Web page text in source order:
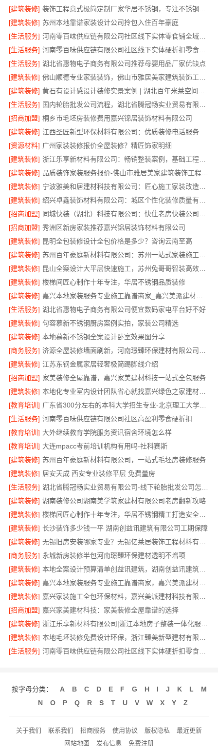
[建筑装修]
[建筑装修] 苏州本地靠谱家装设计公司拎包入住百年豪庭
[生活服务]
河南零百味供应链有限公司社区线下实体零食铺全域盈利
[生活服务]
河南零百味供应链有限公司社区线下实体硬折扣零食铺全域盈利
[生活服务] 湖北省惠物电子商务有限公司推荐母婴用品厂家优缺点
[建筑装修]
[建筑装修]
[生活服务]
[招商加盟] 桐乡市毛坯房装修费用嘉兴锦居装饰材料有限公司
[建筑装修] 江西圣匠新型环保材料有限公司：优质装修电话服务
[资源材料] 广州家装装修报价全屋装修？精匠饰家明细
[建筑装修]
浙江乐享新材料有限公司：畅销整装案例，基础工程上门服务
[建筑装修]
品质装饰家装服务报价-佛山市雅居美家建筑装饰工程有限公司
[建筑装修]
宁波雅美和居建材科技有限公司：匠心施工家装改造二手房改造
[建筑装修]
[招商加盟]
[招商加盟] 秀洲区新房家装推荐嘉兴锦居装饰材料有限公司
[建筑装修] 昆明全包装修设计全包价格是多少？咨询云南至高
[建筑装修]
[建筑装修]
昆山全案设计大平层快速施工，苏州兔哥哥智装高效落地
[建筑装修] 楼梯间匠心制作十年专注，华居不锈钢品质装修
[建筑装修]
嘉兴本地家装服务专业施工靠谱商家_嘉兴美派建材科技有限公司
[生活服务] 湖北省惠物电子商务有限公司便宜数码家电平台好不好
[建筑装修] 句容慕新不锈钢厨房案例实拍，家装公司精选
[建筑装修] 本地慕新不锈钢全案设计卧室效果图分享
[商务服务]
[建筑装修] 江苏东钢金属家居轻奢极简踢脚线介绍
[招商加盟] 家美装修全屋靠谱，嘉兴家美建材科技一站式全包服务
[建筑装修]
本地化专业室内设计团队省心就找嘉兴绿色之家建材科技有限公司
[教育培训]
广东省300分左右的本科大学招生专业-北京理工大学珠海学院继续教育学院
[生活服务] 河南零百味供应链有限公司社区高盈利零食硬折扣
[教育培训] 大外继续教育学院服务资讯宿舍环境怎么样
[教育培训] 大连mpacc考前培训机构有用吗-社科赛斯
[建筑装修] 苏州百年豪庭新材料有限公司，一站式毛坯房装修服务
[建筑装修] 居安天成 西安专业装修平层 免费量房
[生活服务]
[建筑装修] 湖南装修公司湖南美学筑家建材有限公司老房翻新攻略
[建筑装修]
楼梯间匠心制作十年专注，华居不锈钢精工打造安全美观
[建筑装修] 长沙装饰多少钱一平 湖南创益讯建筑有限公司工期保障
[建筑装修]
[商务服务] 永城新房装修半包河南璟臻环保建材透明不增项
[建筑装修]
本地全案设计预算清单创益讯建筑，湖南创益讯建筑有限公司
[建筑装修]
嘉兴本地家装服务专业施工靠谱商家，嘉兴美派建材科技有限公司
[建筑装修]
[招商加盟] 嘉兴家美建材科技：家美装修全屋靠谱的选择
[建筑装修]
[建筑装修]
[生活服务]
河南零百味供应链有限公司社区线下实体硬折扣零食铺全域盈利
按字母分类： A B C D E F G H I J K L
M
N
O P Q R S T U V W X Y Z
关于我们 联系我们 招商服务 使用协议 版权隐私
最近更新
网站地图
发布信息 免费注册